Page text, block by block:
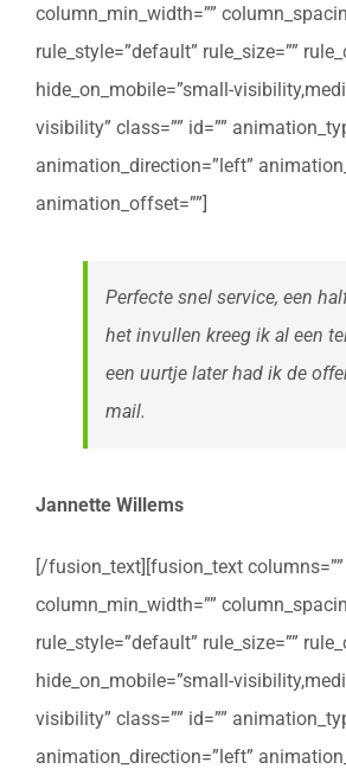
column_min_width=””
rule_style=”default” rule_size=””
hide_on_mobile=”small-
visibility” class=”” id=””
animation_direction=”left”
animation_offset=””]
Perfecte snel service, een
het invullen kreeg ik al een
een uurtje later had ik de
mail.
Jannette Willems
[/fusion_text][fusion_text columns=””
column_min_width=””
rule_style=”default” rule_size=””
hide_on_mobile=”small-
visibility” class=”” id=””
animation_direction=”left”